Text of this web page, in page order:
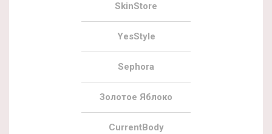
SkinStore
YesStyle
Sephora
Золотое Яблоко
CurrentBody